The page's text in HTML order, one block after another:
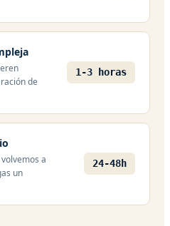
de
1-3 horas
a
un
24-48h